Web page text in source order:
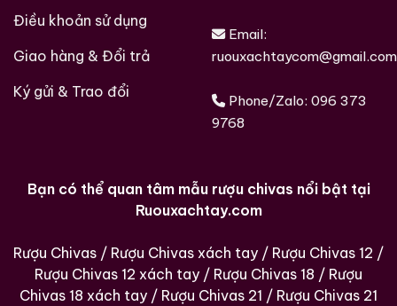
Điều khoản sử dụng
Giao hàng & Đổi trả
Ký gửi & Trao đổi
Email:
ruouxachtaycom@gmail.com
Phone/Zalo: 096 373
9768
Bạn có thể quan tâm mẫu rượu chivas nổi bật tại
Ruouxachtay.com
Rượu Chivas / Rượu Chivas xách tay / Rượu Chivas 12 /
Rượu Chivas 12 xách tay / Rượu Chivas 18 / Rượu
Chivas 18 xách tay / Rượu Chivas 21 / Rượu Chivas 21